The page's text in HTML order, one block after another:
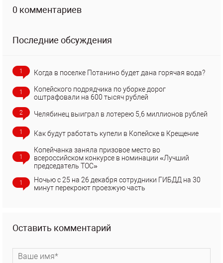
0 комментариев
Последние обсуждения
1 Когда в поселке Потанино будет дана горячая вода?
1
Копейского подрядчика по уборке дорог
оштрафовали на 600 тысяч рублей
2 Челябинец выиграл в лотерею 5,6 миллионов рублей
1 Как будут работать купели в Копейске в Крещение
1
Копейчанка заняла призовое место во
всероссийском конкурсе в номинации «Лучший
председатель ТОС»
1
Ночью с 25 на 26 декабря сотрудники ГИБДД на 30
минут перекроют проезжую часть
Оставить комментарий